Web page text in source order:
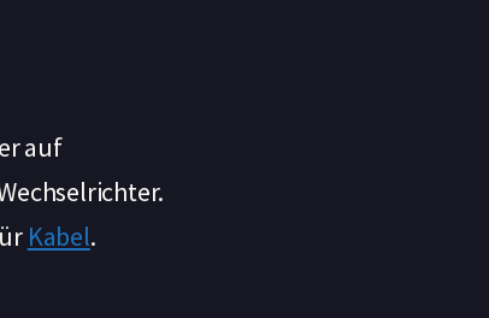
auf
Kabel.